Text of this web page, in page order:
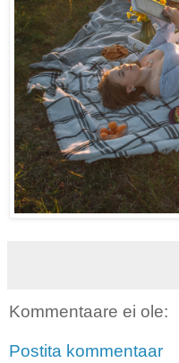
Kommentaare ei ole:
Postita kommentaar